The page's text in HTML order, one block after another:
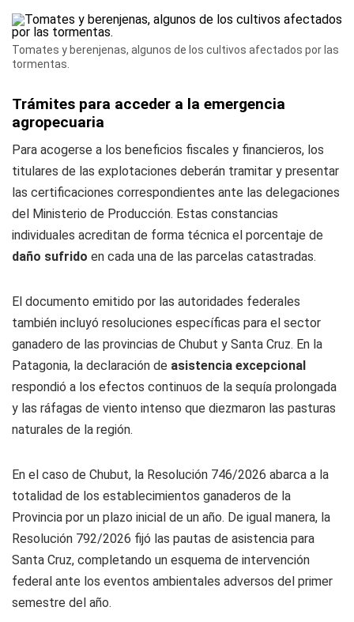
Tomates y berenjenas, algunos de los cultivos afectados por las
tormentas.
Trámites para acceder a la emergencia
agropecuaria
Para acogerse a los beneficios fiscales y financieros, los
titulares de las explotaciones deberán tramitar y presentar
las certificaciones correspondientes ante las delegaciones
del Ministerio de Producción. Estas constancias
individuales acreditan de forma técnica el porcentaje de
daño sufrido en cada una de las parcelas catastradas.
El documento emitido por las autoridades federales
también incluyó resoluciones específicas para el sector
ganadero de las provincias de Chubut y Santa Cruz. En la
Patagonia, la declaración de asistencia excepcional
respondió a los efectos continuos de la sequía prolongada
y las ráfagas de viento intenso que diezmaron las pasturas
naturales de la región.
En el caso de Chubut, la Resolución 746/2026 abarca a la
totalidad de los establecimientos ganaderos de la
Provincia por un plazo inicial de un año. De igual manera, la
Resolución 792/2026 fijó las pautas de asistencia para
Santa Cruz, completando un esquema de intervención
federal ante los eventos ambientales adversos del primer
semestre del año.